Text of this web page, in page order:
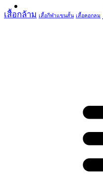
เสื้อกล้าม เสื้อกีฬาแขนสั้น เสื้อคอกลม